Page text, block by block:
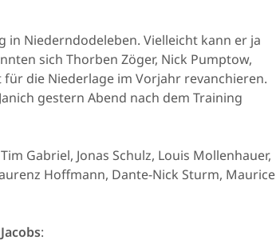
in Niederndodeleben. Vielleicht kann er ja
sich Thorben Zöger, Nick Pumptow,
die Niederlage im Vorjahr revanchieren.
gestern Abend nach dem Training
Gabriel, Jonas Schulz, Louis Mollenhauer,
Hoffmann, Dante-Nick Sturm, Maurice
: